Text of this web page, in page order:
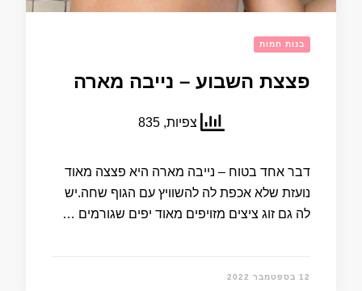
בנות חמות
פצצת השבוע – נייבה מארה
צפיות, 835
דבר אחד בטוח – נייבה מארה היא פצצה מאוד
נועזת שלא אכפת לה להשוויץ עם הגוף שחה.יש
לה גם זוג ציצים מזויפים מאוד יפים שגורמים …
12 בספטמבר 2022